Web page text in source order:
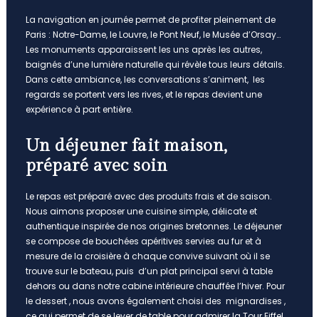
La navigation en journée permet de profiter pleinement de
Paris : Notre-Dame, le Louvre, le Pont Neuf, le Musée d’Orsay…
Les monuments apparaissent les uns après les autres,
baignés d’une lumière naturelle qui révèle tous leurs détails.
Dans cette ambiance, les conversations s’animent, les
regards se portent vers les rives, et le repas devient une
expérience à part entière.
Un déjeuner fait maison,
préparé avec soin
Le repas est préparé avec des produits frais et de saison.
Nous aimons proposer une cuisine simple, délicate et
authentique inspirée de nos origines bretonnes. Le déjeuner
se compose de bouchées apéritives servies au fur et à
mesure de la croisière à chaque convive suivant où il se
trouve sur le bateau, puis d’un plat principal servi à table
dehors ou dans notre cabine intérieure chauffée l’hiver. Pour
le dessert , nous avons également choisi des mignardises ,